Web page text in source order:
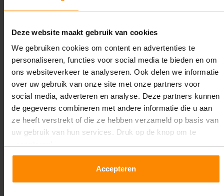
Deze website maakt gebruik van cookies
We gebruiken cookies om content en advertenties te
personaliseren, functies voor social media te bieden en om
ons websiteverkeer te analyseren. Ook delen we informatie
over uw gebruik van onze site met onze partners voor
social media, adverteren en analyse. Deze partners kunnen
de gegevens combineren met andere informatie die u aan
ze heeft verstrekt of die ze hebben verzameld op basis van
uw gebruik van hun services. Druk op de knop om te
Accepteren
Liggerlengte:
2.700 mm
Aantal niveaus:
2
Kleur staanders:
Blauw
Draagkracht per liggerniveau:
Maximale jukbelasting: